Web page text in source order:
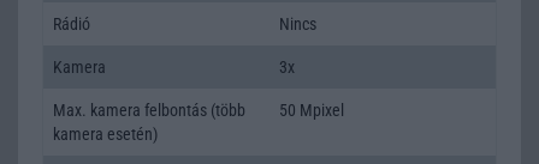
Rádió Nincs
Kamera 3x
Max. kamera felbontás (több
kamera esetén)
50 Mpixel